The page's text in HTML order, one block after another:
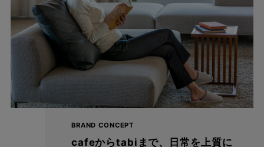
BRAND CONCEPT
cafeからtabiまで、日常を上質に